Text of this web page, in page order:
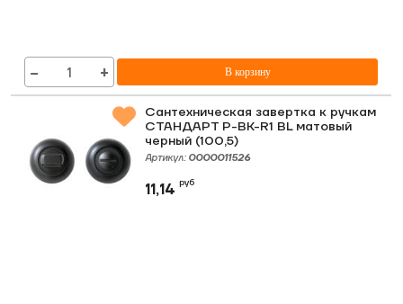
− + В корзину
Сантехническая завертка к ручкам
СТАНДАРТ P-BK-R1 BL матовый
черный (100,5)
Артикул: 0000011526
11,14руб